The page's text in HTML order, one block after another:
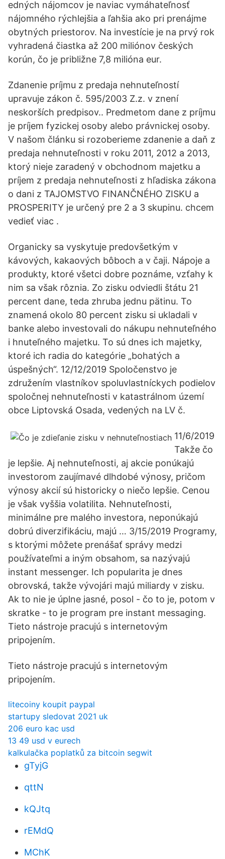
edných nájomcov je naviac vymáhateľnosť
nájomného rýchlejšia a ľahšia ako pri prenájme
obytných priestorov. Na investície je na prvý rok
vyhradená čiastka až 200 miliónov českých
korún, čo je približne 7,8 milióna eur.
Zdanenie príjmu z predaja nehnuteľností
upravuje zákon č. 595/2003 Z.z. v znení
neskorších predpisov.. Predmetom dane z príjmu
je príjem fyzickej osoby alebo právnickej osoby.
V našom článku si rozoberieme zdanenie a daň z
predaja nehnuteľnosti v roku 2011, 2012 a 2013,
ktorý nieje zaradený v obchodnom majetku a
príjem z predaja nehnuteľnosti z hľadiska zákona
o dani z TAJOMSTVO FINANČNÉHO ZISKU a
PROSPERITY je určený pre 2 a 3 skupinu. chcem
vedieť viac .
Organicky sa vyskytuje predovšetkým v
kávových, kakaových bôboch a v čaji. Nápoje a
produkty, ktoré všetci dobre poznáme, vzťahy k
nim sa však rôznia. Zo zisku odviedli štátu 21
percent dane, teda zhruba jednu pätinu. To
znamená okolo 80 percent zisku si ukladali v
banke alebo investovali do nákupu nehnuteľného
i hnuteľného majetku. To sú dnes ich majetky,
ktoré ich radia do kategórie „bohatých a
úspešných“. 12/12/2019 Spoločenstvo je
združením vlastníkov spoluvlastníckych podielov
spoločnej nehnuteľnosti v katastrálnom území
obce Liptovská Osada, vedených na LV č.
11/6/2019
Takže čo
je lepšie. Aj nehnuteľnosti, aj akcie ponúkajú
investorom zaujímavé dlhdobé výnosy, pričom
výnosy akcií sú historicky o niečo lepšie. Cenou
je však vyššia volatilita. Nehnuteľnosti,
minimálne pre malého investora, neponúkajú
dobrú diverzifikáciu, majú … 3/15/2019 Programy,
s ktorými môžete prenášať správy medzi
používateľmi a iným obsahom, sa nazývajú
instant messenger. Ich popularita je dnes
obrovská, takže vývojári majú miliardy v zisku.
Ak to nie je úplne jasné, posol - čo to je, potom v
skratke - to je program pre instant messaging.
Tieto nástroje pracujú s internetovým
pripojením.
Tieto nástroje pracujú s internetovým
pripojením.
litecoiny koupit paypal
startupy sledovat 2021 uk
206 euro kac usd
13 49 usd v eurech
kalkulačka poplatků za bitcoin segwit
gTyjG
qttN
kQJtq
rEMdQ
MChK